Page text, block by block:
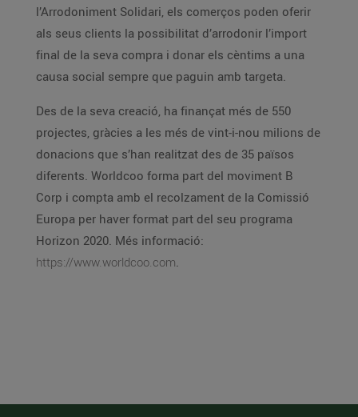
l’Arrodoniment Solidari, els comerços poden oferir
als seus clients la possibilitat d’arrodonir l’import
final de la seva compra i donar els cèntims a una
causa social sempre que paguin amb targeta.
Des de la seva creació, ha finançat més de 550
projectes, gràcies a les més de vint-i-nou milions de
donacions que s’han realitzat des de 35 països
diferents. Worldcoo forma part del moviment B
Corp i compta amb el recolzament de la Comissió
Europa per haver format part del seu programa
Horizon 2020. Més informació:
https://www.worldcoo.com.